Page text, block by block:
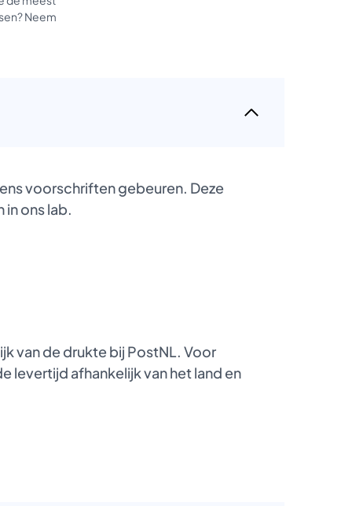
Neem
voorschriften gebeuren. Deze
ons lab.
van de drukte bij PostNL. Voor
levertijd afhankelijk van het land en